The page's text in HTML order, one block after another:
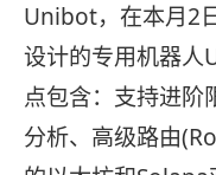
Unibot，在本月2
设计的专用机器
点包含：支持进阶
分析、高级路由